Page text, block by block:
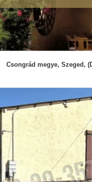
Csongrád megye, Szeged,